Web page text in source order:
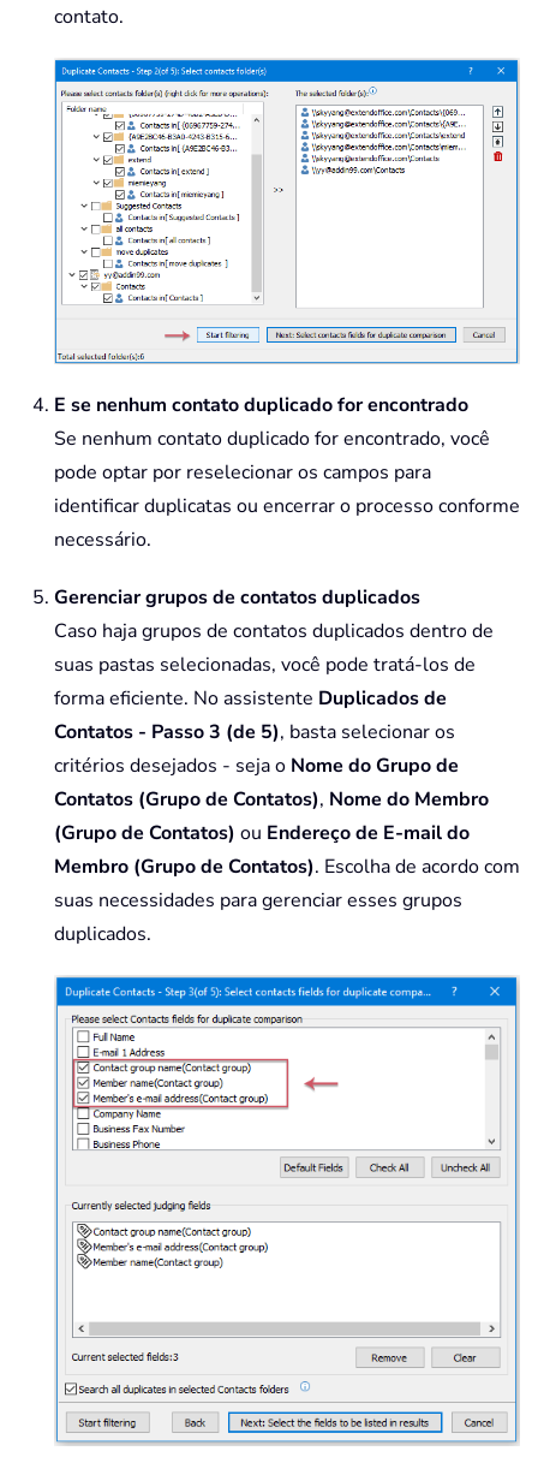
contato.
E se nenhum contato duplicado for encontrado
Se nenhum contato duplicado for encontrado, você
pode optar por reselecionar os campos para
identificar duplicatas ou encerrar o processo conforme
necessário.
Gerenciar grupos de contatos duplicados
Caso haja grupos de contatos duplicados dentro de
suas pastas selecionadas, você pode tratá-los de
forma eficiente. No assistente Duplicados de
Contatos - Passo 3 (de 5), basta selecionar os
critérios desejados - seja o Nome do Grupo de
Contatos (Grupo de Contatos), Nome do Membro
(Grupo de Contatos) ou Endereço de E-mail do
Membro (Grupo de Contatos). Escolha de acordo com
suas necessidades para gerenciar esses grupos
duplicados.